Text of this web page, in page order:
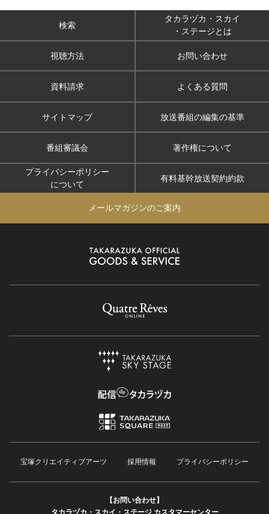
検索
タカラヅカ・スカイ
・ステージとは
視聴方法 お問い合わせ
資料請求 よくある質問
サイトマップ 放送番組の編集の基準
番組審議会 著作権について
プライバシーポリシー
について
有料基幹放送契約約款
メールマガジンのご案内
宝塚クリエイティブアーツ 採用情報 プライバシーポリシー
【お問い合わせ】
タカラヅカ・スカイ・ステージ カスタマーセンター